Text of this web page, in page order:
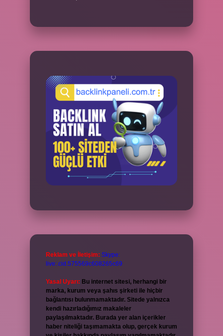
Reklam ve İletişim: Skype:
live:.cid.575569c608265c69
Yasal Uyarı: Bu internet sitesi, herhangi bir
marka, kurum veya şahıs şirketi ile hiçbir
bağlantısı bulunmamaktadır. Sitede yalnızca
kendi hazırladığımız makaleler
paylaşılmaktadır. Burada yer alan içerikler
haber niteliği taşımamakta olup, gerçek kurum